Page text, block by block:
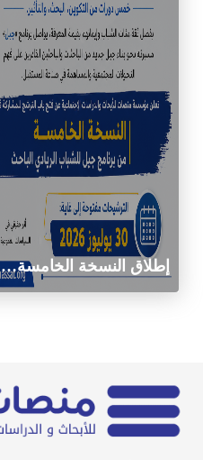
إطلاق النسخة الخامسة…